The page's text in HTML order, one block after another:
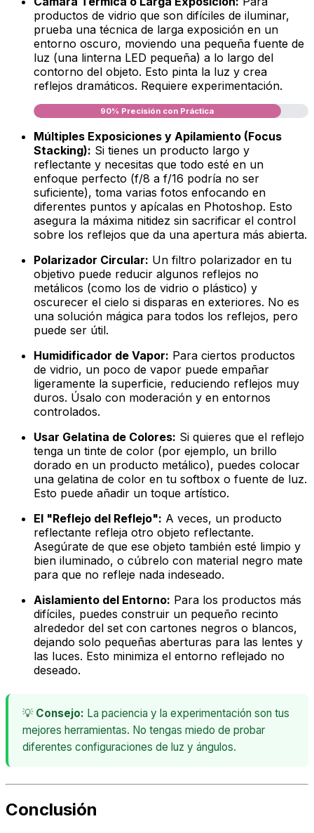
productos de vidrio que son difíciles de iluminar,
prueba una técnica de larga exposición en un
entorno oscuro, moviendo una pequeña fuente de
luz (una linterna LED pequeña) a lo largo del
contorno del objeto. Esto pinta la luz y crea
reflejos dramáticos. Requiere experimentación.
90% Precisión con Práctica
Múltiples Exposiciones y Apilamiento (Focus
Stacking): Si tienes un producto largo y
reflectante y necesitas que todo esté en un
enfoque perfecto (f/8 a f/16 podría no ser
suficiente), toma varias fotos enfocando en
diferentes puntos y apícalas en Photoshop. Esto
asegura la máxima nitidez sin sacrificar el control
sobre los reflejos que da una apertura más abierta.
Polarizador Circular: Un filtro polarizador en tu
objetivo puede reducir algunos reflejos no
metálicos (como los de vidrio o plástico) y
oscurecer el cielo si disparas en exteriores. No es
una solución mágica para todos los reflejos, pero
puede ser útil.
Humidificador de Vapor: Para ciertos productos
de vidrio, un poco de vapor puede empañar
ligeramente la superficie, reduciendo reflejos muy
duros. Úsalo con moderación y en entornos
controlados.
Usar Gelatina de Colores: Si quieres que el reflejo
tenga un tinte de color (por ejemplo, un brillo
dorado en un producto metálico), puedes colocar
una gelatina de color en tu softbox o fuente de luz.
Esto puede añadir un toque artístico.
El "Reflejo del Reflejo": A veces, un producto
reflectante refleja otro objeto reflectante.
Asegúrate de que ese objeto también esté limpio y
bien iluminado, o cúbrelo con material negro mate
para que no refleje nada indeseado.
Aislamiento del Entorno: Para los productos más
difíciles, puedes construir un pequeño recinto
alrededor del set con cartones negros o blancos,
dejando solo pequeñas aberturas para las lentes y
las luces. Esto minimiza el entorno reflejado no
deseado.
💡 Consejo: La paciencia y la experimentación son tus
mejores herramientas. No tengas miedo de probar
diferentes configuraciones de luz y ángulos.
Conclusión